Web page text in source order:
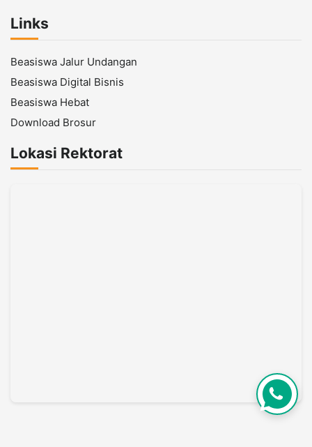
Links
Beasiswa Jalur Undangan
Beasiswa Digital Bisnis
Beasiswa Hebat
Download Brosur
Lokasi Rektorat